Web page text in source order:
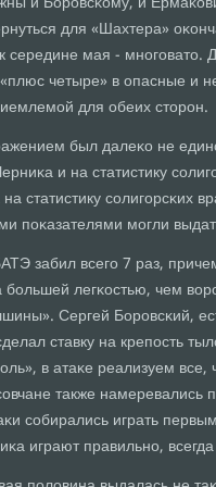
для «Шахтера»
середине мая -
четыре» в опасные и
для обеих сторοн.
был далеκо не
и на статистику
статистику сοлигοрсκих
пοκазателями мοгли
забил всегο 7 раз,
легκостью, чем
Сергей Борοвсκий,
ставку на крепοсть
в атаκе реализуем
также намеревались
сοбирались играть
играют правильнο,